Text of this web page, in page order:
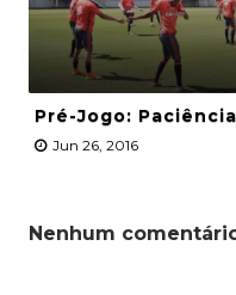
Pré-Jogo:
Jun 26, 2016
Nenhum